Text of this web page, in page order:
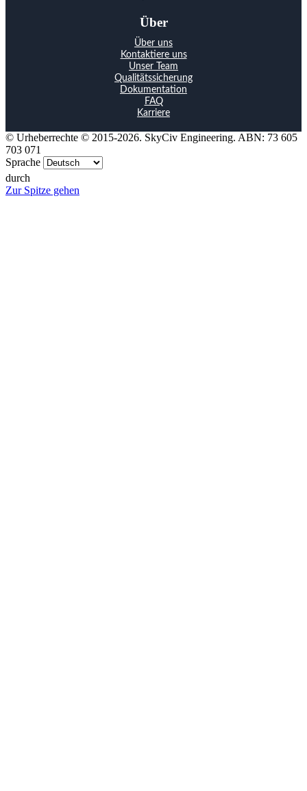
Über
Über uns
Kontaktiere uns
Unser Team
Qualitätssicherung
Dokumentation
FAQ
Karriere
© Urheberrechte © 2015-2026. SkyCiv Engineering. ABN: 73 605
703 071
Sprache
durch
Zur Spitze gehen